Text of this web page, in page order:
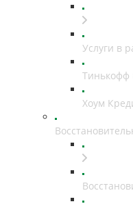
Услуги в
Тинькофф
Хоум